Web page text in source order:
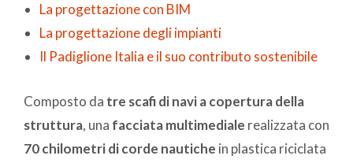
La progettazione con BIM
La progettazione degli impianti
Il Padiglione Italia e il suo contributo sostenibile
Composto da tre scafi di navi a copertura della
struttura, una facciata multimediale realizzata con
70 chilometri di corde nautiche in plastica riciclata